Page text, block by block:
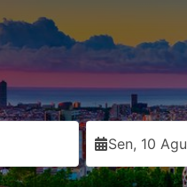
Sen, 10 Agu